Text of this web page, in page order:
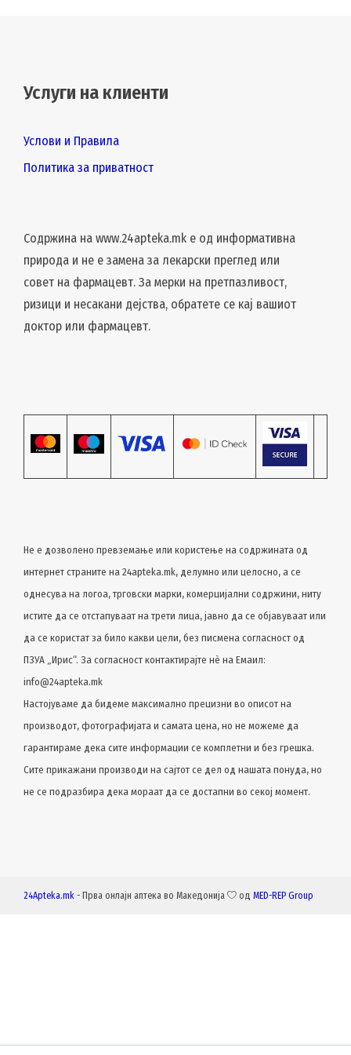
Услуги на клиенти
Услови и Правила
Политика за приватност
Содржина на www.24apteka.mk е од информативна
природа и не е замена за лекарски преглед или
совет на фармацевт. За мерки на претпазливост,
ризици и несакани дејства, обратете се кај вашиот
доктор или фармацевт.
Не е дозволено превземање или користење на содржината од
интернет страните на 24apteka.mk, делумно или целосно, a се
однесува на логоа, трговски марки, комерцијални содржини, ниту
истите да се отстапуваат на трети лица, јавно да се објавуваат или
да се користат за било какви цели, без писмена согласност од
ПЗУА „Ирис“. За согласност контактирајте нѐ на Емаил:
info@24apteka.mk
Настојуваме да бидеме максимално прецизни во описот на
производот, фотографијата и самата цена, но не можеме да
гарантираме дека сите информации се комплетни и без грешка.
Сите прикажани производи на сајтот се дел од нашата понуда, но
не се подразбира дека мораат да се достапни во секој момент.
24Apteka.mk - Прва онлајн аптека во Македонија од MED-REP Group